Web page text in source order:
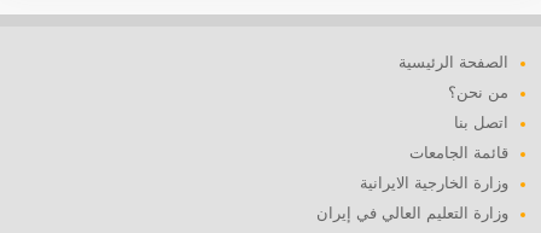
الصفحة الرئيسية
من نحن؟
اتصل بنا
قائمة الجامعات
وزارة الخارجية الايرانية
وزارة التعليم العالي في إيران